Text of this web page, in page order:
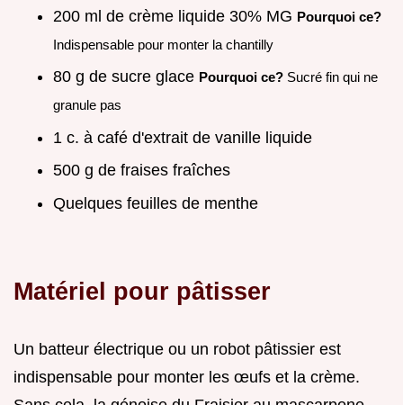
200 ml de crème liquide 30% MG Pourquoi ce?
Indispensable pour monter la chantilly
80 g de sucre glace Pourquoi ce? Sucré fin qui ne
granule pas
1 c. à café d'extrait de vanille liquide
500 g de fraises fraîches
Quelques feuilles de menthe
Matériel pour pâtisser
Un batteur électrique ou un robot pâtissier est
indispensable pour monter les œufs et la crème.